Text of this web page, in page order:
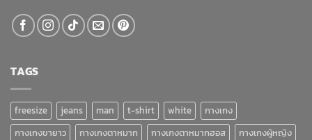
TAGS
freesize jeans man t-shirt white
กางเกง
กางเกงขายาว
กางเกงตาหมาก กางเกงตาหมากฮอส
กางเกงผู้หญิง